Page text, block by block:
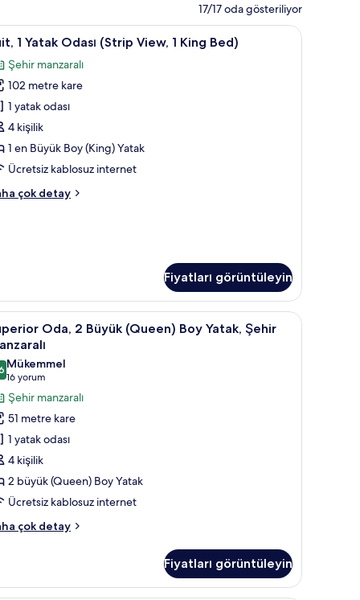
17/17 oda gösteriliyor
masa Kablolu TV kanalları bulunan 65 inç akıllı
2 1 Yatak Odası (Strip View, 1 King Bed)
Şehir manzaralı
102 metre kare
1 yatak odası
4 kişilik
1 en Büyük Boy (King) Yatak
Ücretsiz kablosuz internet
çok detay
Fiyatları görüntüleyin
2 King Beds) | Banyo | Geniş duş başlığı, lüks banyo/kozmetik ürünleri, saç
Kaliteli yatak takımı, minibar, odada kasa,
5
Oda, 2 Büyük (Queen) Boy Yatak, Şehir
/ 10
Mükemmel
16 yorum
(16
yorum)
Şehir manzaralı
51 metre kare
1 yatak odası
4 kişilik
2 büyük (Queen) Boy Yatak
Ücretsiz kablosuz internet
çok detay
Fiyatları görüntüleyin